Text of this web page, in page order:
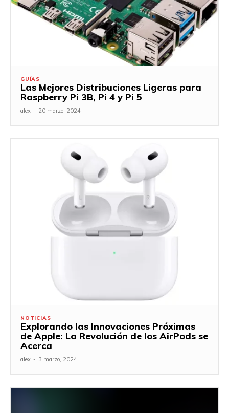
GUÍAS
Las Mejores Distribuciones Ligeras para
Raspberry Pi 3B, Pi 4 y Pi 5
alex - 20 marzo, 2024
NOTICIAS
Explorando las Innovaciones Próximas
de Apple: La Revolución de los AirPods se
Acerca
alex - 3 marzo, 2024